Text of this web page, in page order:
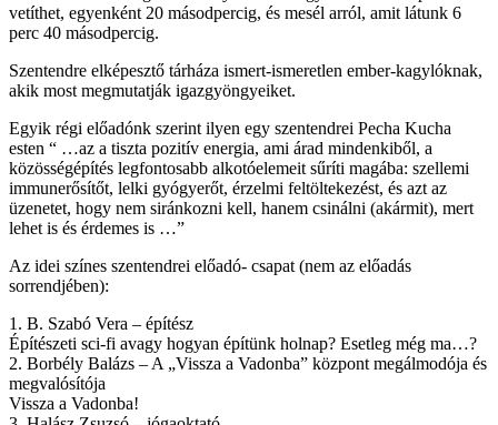
vetíthet, egyenként 20 másodpercig, és mesél arról, amit látunk 6
perc 40 másodpercig.
Szentendre elképesztő tárháza ismert-ismeretlen ember-kagylóknak,
akik most megmutatják igazgyöngyeiket.
Egyik régi előadónk szerint ilyen egy szentendrei Pecha Kucha
esten “ …az a tiszta pozitív energia, ami árad mindenkiből, a
közösségépítés legfontosabb alkotóelemeit sűríti magába: szellemi
immunerősítőt, lelki gyógyerőt, érzelmi feltöltekezést, és azt az
üzenetet, hogy nem siránkozni kell, hanem csinálni (akármit), mert
lehet is és érdemes is …”
Az idei színes szentendrei előadó- csapat (nem az előadás
sorrendjében):
1. B. Szabó Vera – építész
Építészeti sci-fi avagy hogyan építünk holnap? Esetleg még ma…?
2. Borbély Balázs – A „Vissza a Vadonba” központ megálmodója és
megvalósítója
Vissza a Vadonba!